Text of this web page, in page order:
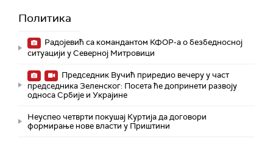
Политика
Радојевић са командантом КФОР-а о безбедносној
ситуацији у Северној Митровици
Председник Вучић приредио вечеру у част
председника Зеленског: Посета ће допринети развоју
односа Србије и Украјине
Неуспео четврти покушај Куртија да договори
формирање нове власти у Приштини